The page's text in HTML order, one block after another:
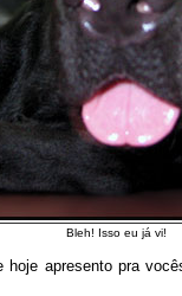
Bleh! Isso eu já vi!
apresento pra